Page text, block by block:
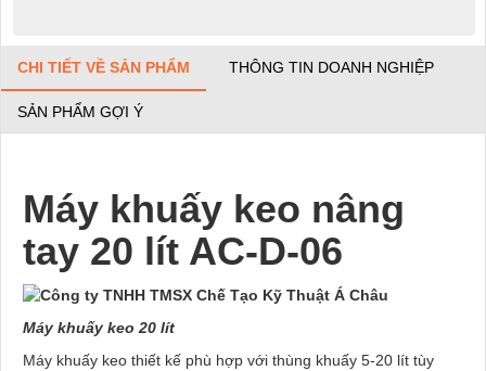
CHI TIẾT VỀ SẢN PHẨM THÔNG TIN DOANH NGHIỆP
SẢN PHẨM GỢI Ý
Máy khuấy keo nâng
tay 20 lít AC-D-06
Máy khuấy keo 20 lít
Máy khuấy keo thiết kế phù hợp với thùng khuấy 5-20 lít tùy